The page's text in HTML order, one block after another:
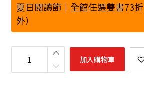
夏日閱讀節｜全館任選雙書73
外）
反
的
加入購物車